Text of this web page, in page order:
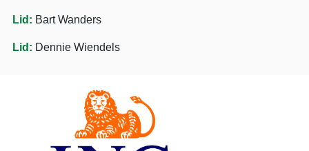
Lid: Bart Wanders
Lid: Dennie Wiendels